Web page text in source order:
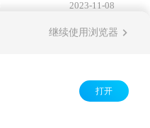
2023-11-08
继续使用浏览器
打开